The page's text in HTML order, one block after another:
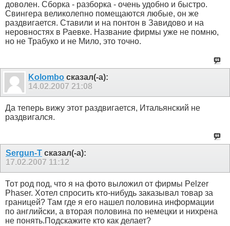
доволен. Сборка - разборка - очень удобно и быстро.
Свингера великолепно помещаются любые, он же
раздвигается. Ставили и на понтон в Завидово и на
неровностях в Раевке. Название фирмы уже не помню,
но не Трабуко и не Мило, это точно.
Kolombo сказал(-а):
14.02.2007 21:08
Да теперь вижу этот раздвигается, Итальянский не
раздвигался.
Sergun-T сказал(-а):
17.02.2007 11:12
Тот род под, что я на фото выложил от фирмы Pelzer
Phaser. Хотел спросить кто-нибудь заказывал товар за
границей? Там где я его нашел половина информации
по английски, а вторая половина по немецки и нихрена
не понять.Подскажите кто как делает?